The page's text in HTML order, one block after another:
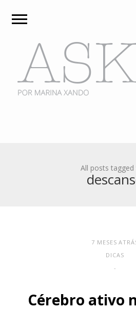
All posts tagged
7 MESES
DICAS
-
Cérebro ativo